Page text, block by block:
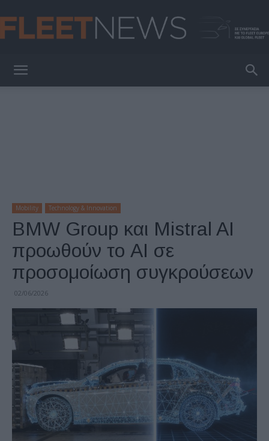
Mobility Technology & Innovation
BMW Group και Mistral AI
προωθούν το ΑΙ σε
προσομοίωση συγκρούσεων
02/06/2026